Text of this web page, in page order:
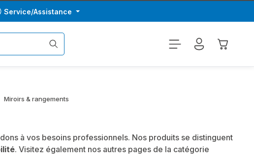
Service/Assistance
Le
Miroirs & rangements
à vos besoins professionnels. Nos produits se distinguent
. Visitez également nos autres pages de la catégorie